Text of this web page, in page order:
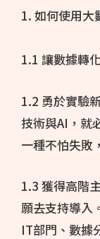
1. 如何使用大
1.1 讓數據轉
1.2 勇於實驗
技術與AI，就
一種不怕失敗
1.3 獲得高階
願去支持導入
IT部門、數據